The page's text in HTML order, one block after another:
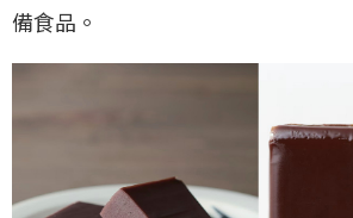
備食品。